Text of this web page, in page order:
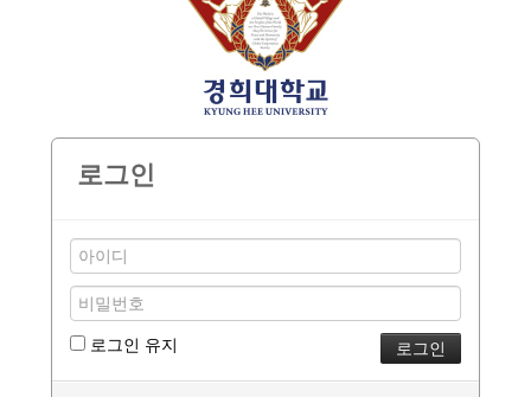
로그인
로그인 유지